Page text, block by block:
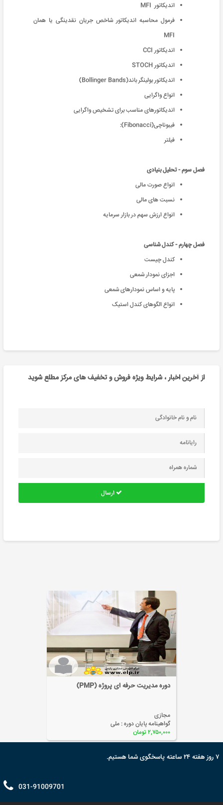
اندیکاتور MFI
فرمول محاسبه اندیکاتور شاخص جریان نقدینگی یا همان
MFI
اندیکاتور CCI
اندیکاتور STOCH
اندیکاتور بولینگر باند(Bollinger Bands)
انواع واگرایی
اندیکاتورهای مناسب برای تشخیص واگرایی
فیبوناچی(Fibonacci):
فیلتر
فصل سوم - تحلیل بنیادی
انواع صورت مالی
نسبت های مالی
انواع ارزش سهم در بازار سرمایه
فصل چهارم - کندل شناسی
کندل چیست
اجزای نمودار شمعی
پایه و اساس نمودارهای شمعی
انواع الگوهای کندل استیک
از آخرین اخبار ، شرایط ویژه فروش و تخفیف های مرکز مطلع شوید
ارسال
دوره مدیریت حرفه ای پروژه (PMP)
گواهینامه پایان دوره :ملی
۷ روز هفته ۲۴ ساعته پاسخگوی شما هستیم.
031-91009701